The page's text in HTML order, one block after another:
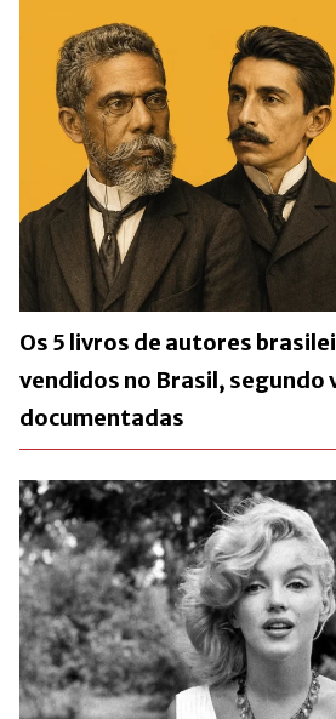
Os 5 livros de autores
vendidos no Brasil, segundo
documentadas